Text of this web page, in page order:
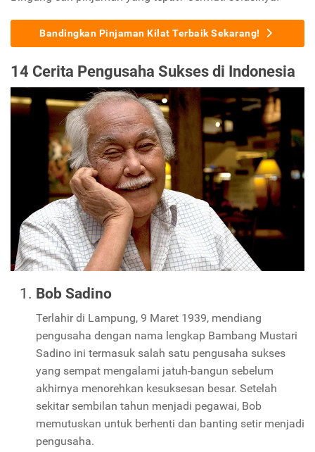
Bandingkan Pinjaman Kilat Terbaik Sekarang!
14 Cerita Pengusaha Sukses di Indonesia
Bob Sadino
Terlahir di Lampung, 9 Maret 1939, mendiang
pengusaha dengan nama lengkap Bambang Mustari
Sadino ini termasuk salah satu pengusaha sukses
yang sempat mengalami jatuh-bangun sebelum
akhirnya menorehkan kesuksesan besar. Setelah
sekitar sembilan tahun menjadi pegawai, Bob
memutuskan untuk berhenti dan banting setir menjadi
pengusaha.